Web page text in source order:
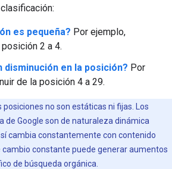
es pequeña? Por ejemplo,
2 a 4.
disminución en la posición? Por
de la posición 4 a 29.
posiciones no son estáticas ni fijas. Los
de Google son de naturaleza dinámica
cambia constantemente con contenido
cambio constante puede generar aumentos
de búsqueda orgánica.